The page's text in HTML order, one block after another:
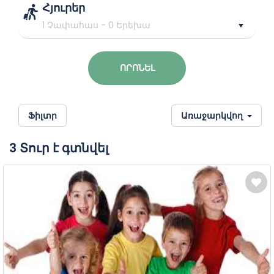
Հյուրեր
1 Չափահաս - 0 Երեխա
ՈՐՈՆԵԼ
տեսակը
Ֆիլտր Առաջարկվող
3 Տուր է գտնվել